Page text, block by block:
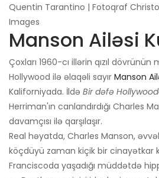
Quentin Tarantino | Fotoqraf
Images
Manson Ailəsi
Çoxları 1960-cı illərin qızıl
Hollywood ilə əlaqəli sayır Manson
Kaliforniyada. İldə Bir dəfə
Herriman'ın canlandırdığı Charles
davamçısı ilə qarşılaşır.
Real həyatda, Charles Manson,
köçdüyü zaman kiçik bir cinayətkar
Franciscoda yaşadığı müddətdə